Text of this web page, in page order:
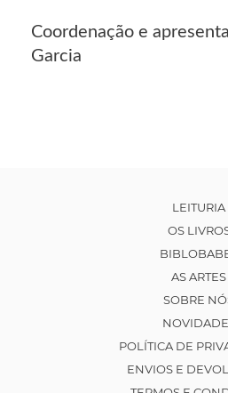
Coordenação e
Garcia
LEITURIA
OS
AS ARTES
SOBRE
POLÍTICA DE
ENVIOS E